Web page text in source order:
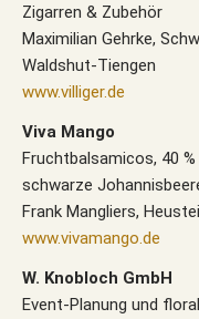
Zigarren & Zubehör
Maximilian Gehrke,
Waldshut-Tiengen
www.villiger.de
Viva Mango
Fruchtbalsamicos, 40
schwarze
Frank Mangliers,
www.vivamango.de
W. Knobloch GmbH
Event-Planung und